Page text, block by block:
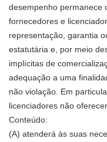
desempenho permanece
fornecedores e
representação, garantia
estatutária e, por meio
implícitas de
adequação a uma
não violação. Em
licenciadores não
Conteúdo:
(A) atenderá às suas